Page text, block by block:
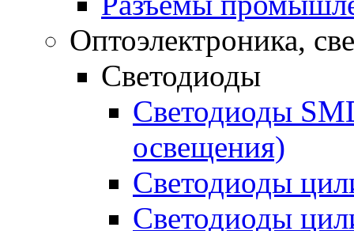
Оптоэлектроника,
Светодиоды
Светодиоды
освещения)
Светодиоды
Светодиоды